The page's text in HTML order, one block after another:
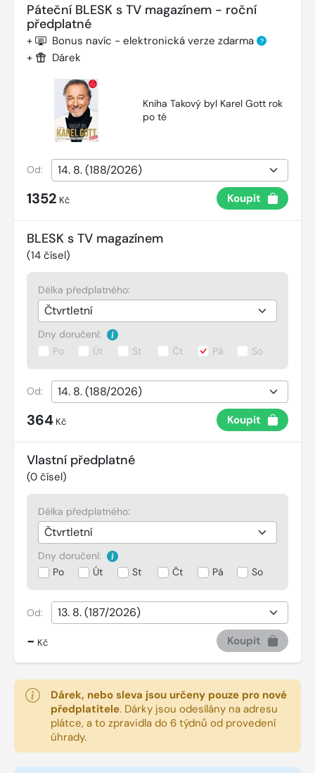
Páteční BLESK s TV magazínem - roční
předplatné
+ Bonus navíc - elektronická verze zdarma ?
+ Dárek
Kniha Takový byl Karel Gott rok
po té
Od:
1352 Kč Koupit
BLESK s TV magazínem
(14 čísel)
Délka předplatného:
Dny doručení:
Po
Út St Čt Pá So
Od:
364 Kč Koupit
Vlastní předplatné
(0 čísel)
Délka předplatného:
Dny doručení:
Po
Út St Čt Pá So
Od:
- Kč Koupit
Dárek, nebo sleva jsou určeny pouze pro nové
předplatitele. Dárky jsou odesílány na adresu
plátce, a to zpravidla do 6 týdnů od provedení
úhrady.